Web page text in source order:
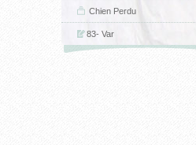
Chien Perdu
83- Var